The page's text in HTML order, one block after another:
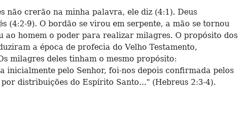
não crerão na minha palavra, ele diz (4:1). Deus
(4:2-9). O bordão se virou em serpente, a mão se tornou
ao homem o poder para realizar milagres. O propósito dos
a época de profecia do Velho Testamento,
milagres deles tinham o mesmo propósito:
pelo Senhor, foi-nos depois confirmada pelos
distribuições do Espírito Santo..." (Hebreus 2:3-4).